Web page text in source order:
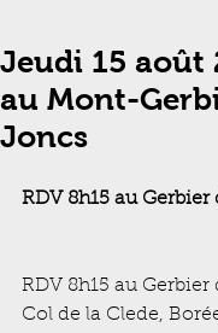
Jeudi 15 août
au Mont-
Joncs
RDV 8h15 au Gerbier
RDV 8h15 au
Col de la Clede,